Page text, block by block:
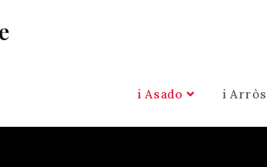
i Asado i Arròs